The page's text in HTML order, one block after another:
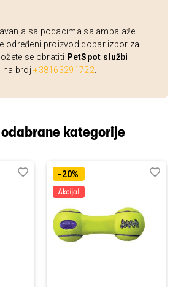
sa podacima sa ambalaže
određeni proizvod dobar izbor za
se obratiti PetSpot službi
na broj+38163291722
kategorije
Dodaj
Uporedi-20%